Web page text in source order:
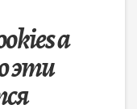
а
эти